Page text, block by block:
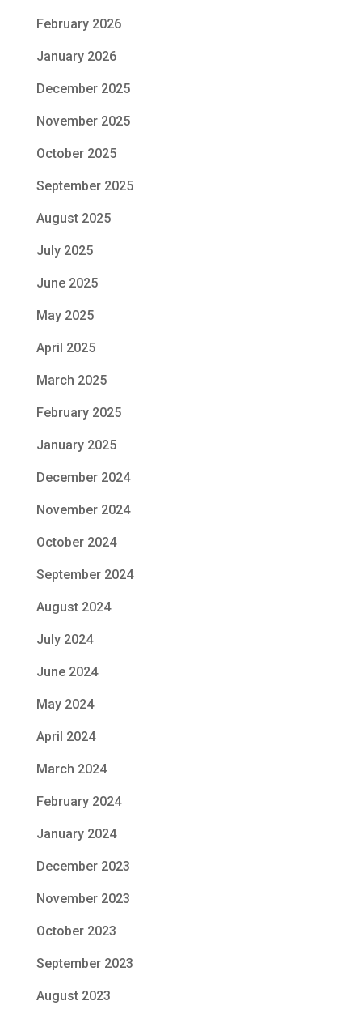
February 2026
January 2026
December 2025
November 2025
October 2025
September 2025
August 2025
July 2025
June 2025
May 2025
April 2025
March 2025
February 2025
January 2025
December 2024
November 2024
October 2024
September 2024
August 2024
July 2024
June 2024
May 2024
April 2024
March 2024
February 2024
January 2024
December 2023
November 2023
October 2023
September 2023
August 2023